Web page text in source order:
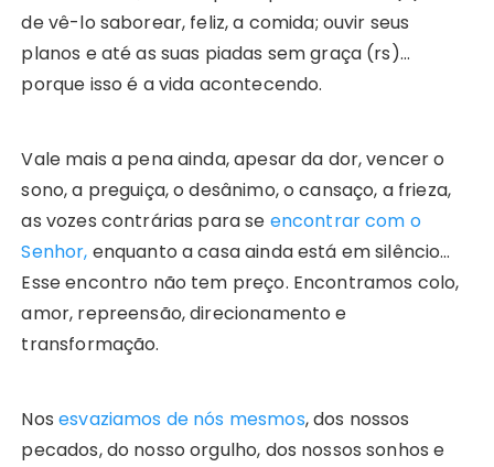
de vê-lo saborear, feliz, a comida; ouvir seus
planos e até as suas piadas sem graça (rs)…
porque isso é a vida acontecendo.
Vale mais a pena ainda, apesar da dor, vencer o
sono, a preguiça, o desânimo, o cansaço, a frieza,
as vozes contrárias para se encontrar com o
Senhor, enquanto a casa ainda está em silêncio…
Esse encontro não tem preço. Encontramos colo,
amor, repreensão, direcionamento e
transformação.
Nosesvaziamos de nós mesmos, dos nossos
pecados, do nosso orgulho, dos nossos sonhos e